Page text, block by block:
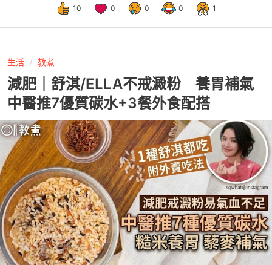
10 0 0 0 1
生活 教煮
減肥｜舒淇/ELLA不戒澱粉 養胃補氣
中醫推7優質碳水+3餐外食配搭